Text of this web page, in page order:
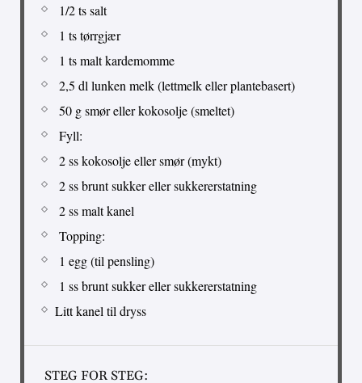
1/2 ts salt
1 ts tørrgjær
1 ts malt kardemomme
2,5 dl lunken melk (lettmelk eller plantebasert)
50 g smør eller kokosolje (smeltet)
Fyll:
2 ss kokosolje eller smør (mykt)
2 ss brunt sukker eller sukkererstatning
2 ss malt kanel
Topping:
1 egg (til pensling)
1 ss brunt sukker eller sukkererstatning
Litt kanel til dryss
STEG FOR STEG: